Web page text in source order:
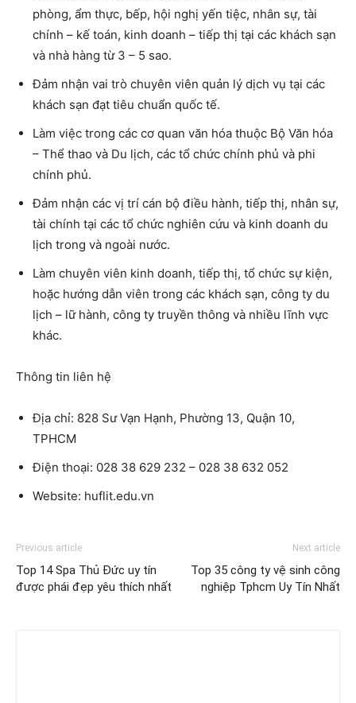
phòng, ẩm thực, bếp, hội nghị yến tiệc, nhân sự, tài
chính – kế toán, kinh doanh – tiếp thị tại các khách sạn
và nhà hàng từ 3 – 5 sao.
Đảm nhận vai trò chuyên viên quản lý dịch vụ tại các
khách sạn đạt tiêu chuẩn quốc tế.
Làm việc trong các cơ quan văn hóa thuộc Bộ Văn hóa
– Thể thao và Du lịch, các tổ chức chính phủ và phi
chính phủ.
Đảm nhận các vị trí cán bộ điều hành, tiếp thị, nhân sự,
tài chính tại các tổ chức nghiên cứu và kinh doanh du
lịch trong và ngoài nước.
Làm chuyên viên kinh doanh, tiếp thị, tổ chức sự kiện,
hoặc hướng dẫn viên trong các khách sạn, công ty du
lịch – lữ hành, công ty truyền thông và nhiều lĩnh vực
khác.
Thông tin liên hệ
Địa chỉ: 828 Sư Vạn Hạnh, Phường 13, Quận 10,
TPHCM
Điện thoại: 028 38 629 232 – 028 38 632 052
Website: huflit.edu.vn
Previous article
Top 14 Spa Thủ Đức uy tín
được phái đẹp yêu thích nhất
Next article
Top 35 công ty vệ sinh công
nghiệp Tphcm Uy Tín Nhất